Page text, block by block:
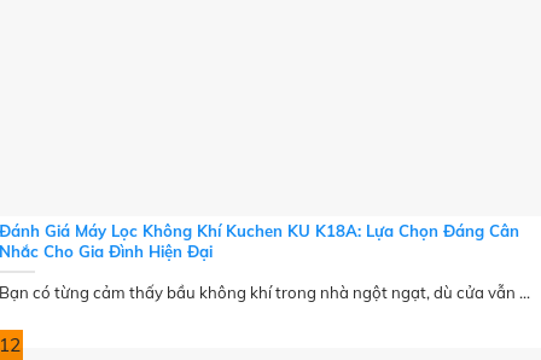
Đánh Giá Máy Lọc Không Khí Kuchen KU K18A: Lựa Chọn Đáng Cân
Nhắc Cho Gia Đình Hiện Đại
Bạn có từng cảm thấy bầu không khí trong nhà ngột ngạt, dù cửa vẫn ...
12